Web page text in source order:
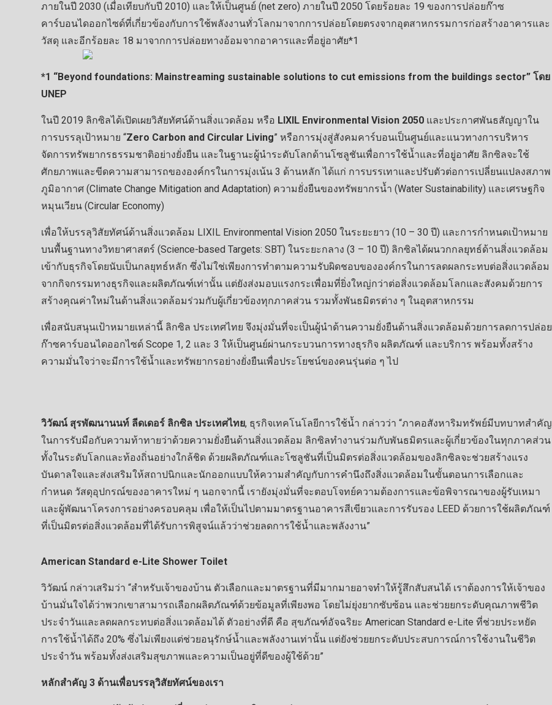
ภายในปี 2030 (เมื่อเทียบกับปี 2010) และให้เป็นศูนย์ (net zero) ภายในปี 2050 โดยร้อยละ 19 ของการปล่อยก๊าซ
คาร์บอนไดออกไซด์ที่เกี่ยวข้องกับการใช้พลังงานทั่วโลกมาจากการปล่อยโดยตรงจากอุตสาหกรรมการก่อสร้างอาคารและ
วัสดุ และอีกร้อยละ 18 มาจากการปล่อยทางอ้อมจากอาคารและที่อยู่อาศัย*1
*1 “Beyond foundations: Mainstreaming sustainable solutions to cut emissions from the buildings sector” โดย
UNEP
ในปี 2019 ลิกซิลได้เปิดเผยวิสัยทัศน์ด้านสิ่งแวดล้อม หรือ LIXIL Environmental Vision 2050 และประกาศพันธสัญญาใน
การบรรลุเป้าหมาย “Zero Carbon and Circular Living” หรือการมุ่งสู่สังคมคาร์บอนเป็นศูนย์และแนวทางการบริหาร
จัดการทรัพยากรธรรมชาติอย่างยั่งยืน และในฐานะผู้นำระดับโลกด้านโซลูชันเพื่อการใช้น้ำและที่อยู่อาศัย ลิกซิลจะใช้
ศักยภาพและขีดความสามารถขององค์กรในการมุ่งเน้น 3 ด้านหลัก ได้แก่ การบรรเทาและปรับตัวต่อการเปลี่ยนแปลงสภาพ
ภูมิอากาศ (Climate Change Mitigation and Adaptation) ความยั่งยืนของทรัพยากรน้ำ (Water Sustainability) และเศรษฐกิจ
หมุนเวียน (Circular Economy)
เพื่อให้บรรลุวิสัยทัศน์ด้านสิ่งแวดล้อม LIXIL Environmental Vision 2050 ในระยะยาว (10 – 30 ปี) และการกำหนดเป้าหมาย
บนพื้นฐานทางวิทยาศาสตร์ (Science-based Targets: SBT) ในระยะกลาง (3 – 10 ปี) ลิกซิลได้ผนวกกลยุทธ์ด้านสิ่งแวดล้อม
เข้ากับธุรกิจโดยนับเป็นกลยุทธ์หลัก ซึ่งไม่ใช่เพียงการทำตามความรับผิดชอบขององค์กรในการลดผลกระทบต่อสิ่งแวดล้อม
จากกิจกรรมทางธุรกิจและผลิตภัณฑ์เท่านั้น แต่ยังส่งมอบแรงกระเพื่อมที่ยิ่งใหญ่กว่าต่อสิ่งแวดล้อมโลกและสังคมด้วยการ
สร้างคุณค่าใหม่ในด้านสิ่งแวดล้อมร่วมกับผู้เกี่ยวข้องทุกภาคส่วน รวมทั้งพันธมิตรต่าง ๆ ในอุตสาหกรรม
เพื่อสนับสนุนเป้าหมายเหล่านี้ ลิกซิล ประเทศไทย จึงมุ่งมั่นที่จะเป็นผู้นำด้านความยั่งยืนด้านสิ่งแวดล้อมด้วยการลดการปล่อย
ก๊าซคาร์บอนไดออกไซด์ Scope 1, 2 และ 3 ให้เป็นศูนย์ผ่านกระบวนการทางธุรกิจ ผลิตภัณฑ์ และบริการ พร้อมทั้งสร้าง
ความมั่นใจว่าจะมีการใช้น้ำและทรัพยากรอย่างยั่งยืนเพื่อประโยชน์ของคนรุ่นต่อ ๆ ไป
วิวัฒน์ สุรพัฒนานนท์ ลีดเดอร์ ลิกซิล ประเทศไทย, ธุรกิจเทคโนโลยีการใช้น้ำ กล่าวว่า “ภาคอสังหาริมทรัพย์มีบทบาทสำคัญ
ในการรับมือกับความท้าทายว่าด้วยความยั่งยืนด้านสิ่งแวดล้อม ลิกซิลทำงานร่วมกับพันธมิตรและผู้เกี่ยวข้องในทุกภาคส่วน
ทั้งในระดับโลกและท้องถิ่นอย่างใกล้ชิด ด้วยผลิตภัณฑ์และโซลูชันที่เป็นมิตรต่อสิ่งแวดล้อมของลิกซิลจะช่วยสร้างแรง
บันดาลใจและส่งเสริมให้สถาปนิกและนักออกแบบให้ความสำคัญกับการคำนึงถึงสิ่งแวดล้อมในขั้นตอนการเลือกและ
กำหนด วัสดุอุปกรณ์ของอาคารใหม่ ๆ นอกจากนี้ เรายังมุ่งมั่นที่จะตอบโจทย์ความต้องการและข้อพิจารณาของผู้รับเหมา
และผู้พัฒนาโครงการอย่างครอบคลุม เพื่อให้เป็นไปตามมาตรฐานอาคารสีเขียวและการรับรอง LEED ด้วยการใช้ผลิตภัณฑ์
ที่เป็นมิตรต่อสิ่งแวดล้อมที่ได้รับการพิสูจน์แล้วว่าช่วยลดการใช้น้ำและพลังงาน”
American Standard e-Lite Shower Toilet
วิวัฒน์ กล่าวเสริมว่า “สำหรับเจ้าของบ้าน ตัวเลือกและมาตรฐานที่มีมากมายอาจทำให้รู้สึกสับสนได้ เราต้องการให้เจ้าของ
บ้านมั่นใจได้ว่าพวกเขาสามารถเลือกผลิตภัณฑ์ด้วยข้อมูลที่เพียงพอ โดยไม่ยุ่งยากซับซ้อน และช่วยยกระดับคุณภาพชีวิต
ประจำวันและลดผลกระทบต่อสิ่งแวดล้อมได้ ตัวอย่างที่ดี คือ สุขภัณฑ์อัจฉริยะ American Standard e-Lite ที่ช่วยประหยัด
การใช้น้ำได้ถึง 20% ซึ่งไม่เพียงแต่ช่วยอนุรักษ์น้ำและพลังงานเท่านั้น แต่ยังช่วยยกระดับประสบการณ์การใช้งานในชีวิต
ประจำวัน พร้อมทั้งส่งเสริมสุขภาพและความเป็นอยู่ที่ดีของผู้ใช้ด้วย”
หลักสำคัญ 3 ด้านเพื่อบรรลุวิสัยทัศน์ของเรา